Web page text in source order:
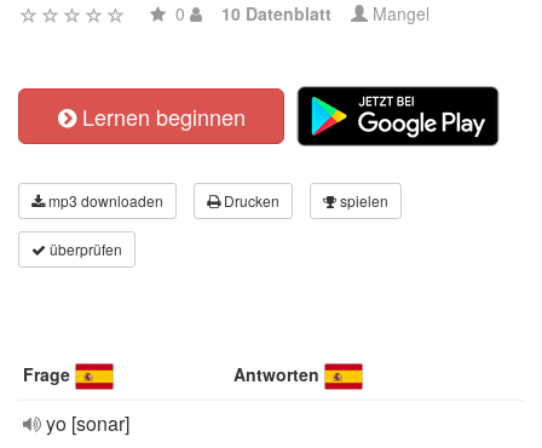
0 10 Datenblatt Mangel
Lernen beginnen
mp3 downloaden Drucken spielen
überprüfen
Frage Antworten
yo [sonar]